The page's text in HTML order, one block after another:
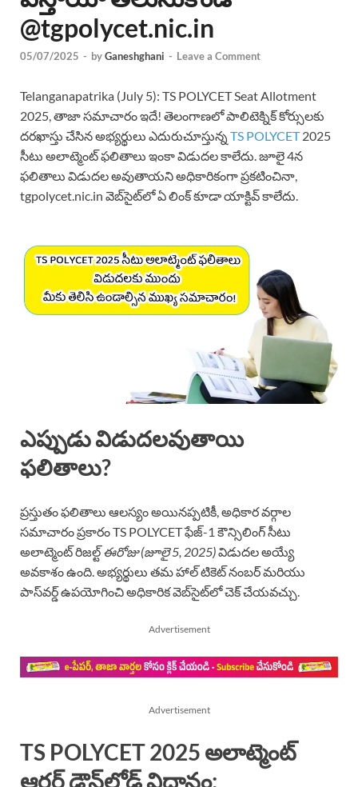
@tgpolycet.nic.in
05/07/2025 - byGaneshghani - Leave a Comment
Telanganapatrika (July 5): TS POLYCET Seat Allotment
2025, తాజా సమాచారం ఇదే! తెలంగాణలో పాలిటెక్నిక్ కోర్సులకు
దరఖాస్తు చేసిన అభ్యర్థులు ఎదురుచూస్తున్న TS POLYCET2025
సీటు అలాట్మెంట్ ఫలితాలు ఇంకా విడుదల కాలేదు. జూలై 4న
ఫలితాలు విడుదల అవుతాయని అధికారికంగా ప్రకటించినా,
tgpolycet.nic.in వెబ్‌సైట్‌లో ఏ లింక్ కూడా యాక్టివ్ కాలేదు.
ఎప్పుడు విడుదలవుతాయి
ఫలితాలు?
ప్రస్తుతం ఫలితాలు ఆలస్యం అయినప్పటికీ, అధికార వర్గాల
సమాచారం ప్రకారం TS POLYCET ఫేజ్-1 కౌన్సిలింగ్ సీటు
అలాట్మెంట్ రిజల్ట్ఈరోజు (జూలై 5, 2025)విడుదల అయ్యే
అవకాశం ఉంది. అభ్యర్థులు తమ హాల్ టికెట్ నంబర్ మరియు
పాస్‌వర్డ్ ఉపయోగించి అధికారిక వెబ్‌సైట్‌లో చెక్ చేయవచ్చు.
Advertisement
Advertisement
TS POLYCET 2025 అలాట్మెంట్
ఆర్డర్ డౌన్‌లోడ్ విధానం: